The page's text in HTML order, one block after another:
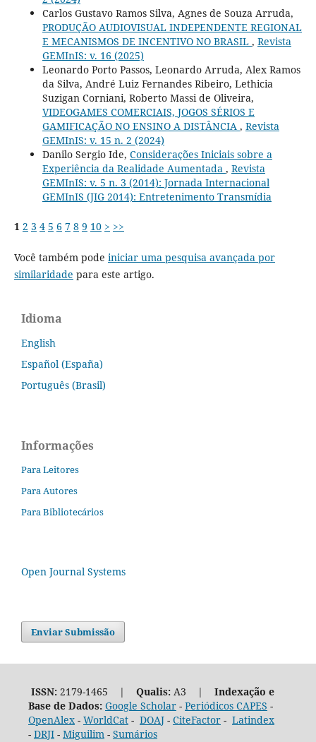
Carlos Gustavo Ramos Silva, Agnes de Souza Arruda,
PRODUÇÃO AUDIOVISUAL INDEPENDENTE REGIONAL
E MECANISMOS DE INCENTIVO NO BRASIL , Revista
GEMInIS: v. 16 (2025)
Leonardo Porto Passos, Leonardo Arruda, Alex Ramos
da Silva, André Luiz Fernandes Ribeiro, Lethicia
Suzigan Corniani, Roberto Massi de Oliveira,
VIDEOGAMES COMERCIAIS, JOGOS SÉRIOS E
GAMIFICAÇÃO NO ENSINO A DISTÂNCIA , Revista
GEMInIS: v. 15 n. 2 (2024)
Danilo Sergio Ide, Considerações Iniciais sobre a
Experiência da Realidade Aumentada , Revista
GEMInIS: v. 5 n. 3 (2014): Jornada Internacional
GEMInIS (JIG 2014): Entretenimento Transmídia
1 2 3 4 5 6 7 8 9 10 > >>
Você também pode iniciar uma pesquisa avançada por
similaridade para este artigo.
Idioma
English
Español (España)
Português (Brasil)
Informações
Para Leitores
Para Autores
Para Bibliotecários
Open Journal Systems
Enviar Submissão
ISSN:2179-1465 | Qualis:A3 | Indexação e
Base de Dados: Google Scholar- Periódicos CAPES -
OpenAlex- WorldCat- DOAJ- CiteFactor- Latindex
- DRJI- Miguilim- Sumários